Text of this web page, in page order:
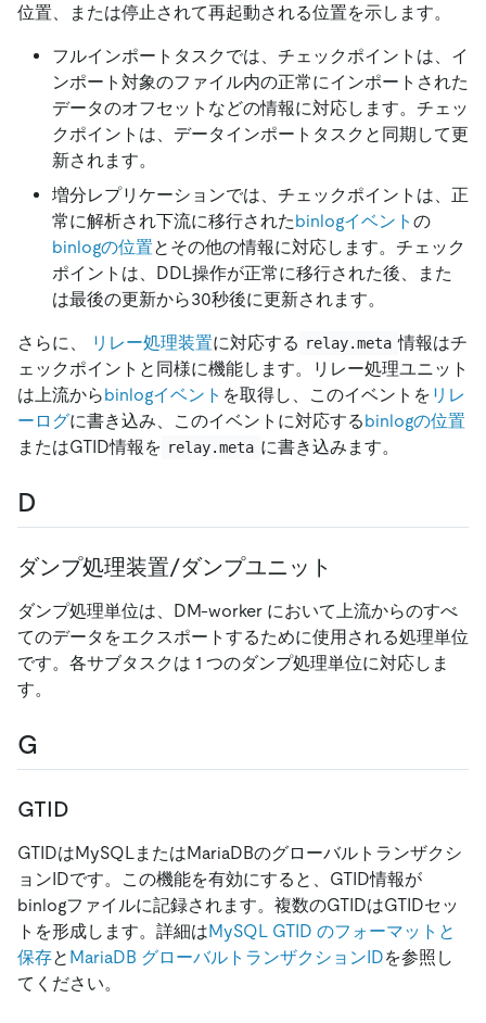
位置、または停止されて再起動される位置を示します。
フルインポートタスクでは、チェックポイントは、イ
ンポート対象のファイル内の正常にインポートされた
データのオフセットなどの情報に対応します。チェッ
クポイントは、データインポートタスクと同期して更
新されます。
増分レプリケーションでは、チェックポイントは、正
常に解析され下流に移行されたbinlogイベント の
binlogの位置とその他の情報に対応します。チェック
ポイントは、DDL操作が正常に移行された後、また
は最後の更新から30秒後に更新されます。
さらに、 リレー処理装置に対応する relay.meta 情報はチ
ェックポイントと同様に機能します。リレー処理ユニット
は上流からbinlogイベント を取得し、このイベントを リレ
ーログに書き込み、このイベントに対応するbinlogの位置
またはGTID情報を relay.meta に書き込みます。
D
ダンプ処理装置/ダンプユニット
ダンプ処理単位は、DM-worker において上流からのすべ
てのデータをエクスポートするために使用される処理単位
です。各サブタスクは 1 つのダンプ処理単位に対応しま
す。
G
GTID
GTIDはMySQLまたはMariaDBのグローバルトランザクシ
ョンIDです。この機能を有効にすると、GTID情報が
binlogファイルに記録されます。複数のGTIDはGTIDセッ
トを形成します。詳細はMySQL GTID のフォーマットと
保存と MariaDB グローバルトランザクションIDを参照し
てください。